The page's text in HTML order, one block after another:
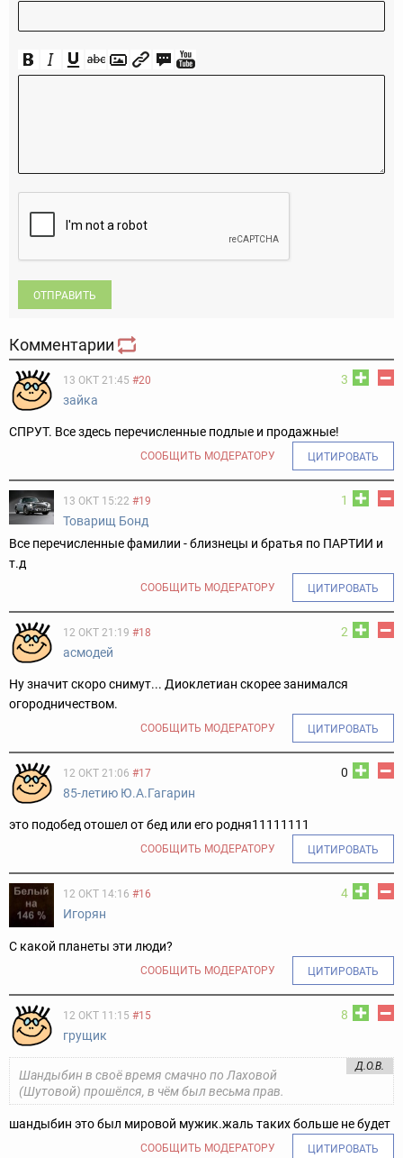
ОТПРАВИТЬ
Комментарии
3
13 ОКТ 21:45 #20
зайка
СПРУТ. Все здесь перечисленные подлые и продажные!
СООБЩИТЬ МОДЕРАТОРУ ЦИТИРОВАТЬ
1
13 ОКТ 15:22 #19
Товарищ Бонд
Все перечисленные фамилии - близнецы и братья по ПАРТИИ и
т.д
СООБЩИТЬ МОДЕРАТОРУ ЦИТИРОВАТЬ
2
12 ОКТ 21:19 #18
асмодей
Ну значит скоро снимут... Диоклетиан скорее занимался
огородничеством.
СООБЩИТЬ МОДЕРАТОРУ ЦИТИРОВАТЬ
0
12 ОКТ 21:06 #17
85-летию Ю.А.Гагарин
это подобед отошел от бед или его родня11111111
СООБЩИТЬ МОДЕРАТОРУ ЦИТИРОВАТЬ
4
12 ОКТ 14:16 #16
Игорян
С какой планеты эти люди?
СООБЩИТЬ МОДЕРАТОРУ ЦИТИРОВАТЬ
8
12 ОКТ 11:15 #15
грущик
Д.О.В.
Шандыбин в своё время смачно по Лаховой
(Шутовой) прошёлся, в чём был весьма прав.
шандыбин это был мировой мужик.жаль таких больше не будет
СООБЩИТЬ МОДЕРАТОРУ ЦИТИРОВАТЬ